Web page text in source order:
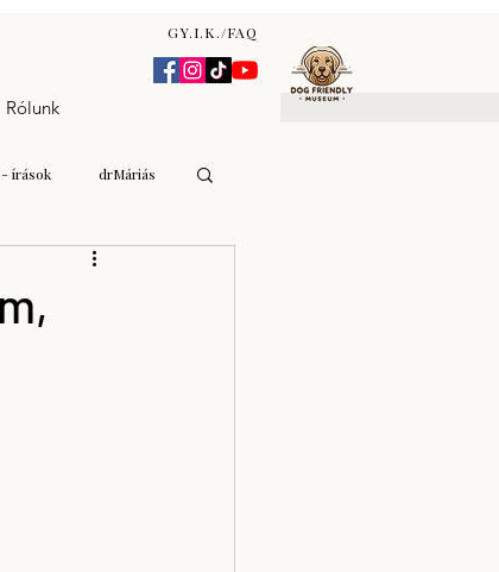
GY.I.K./FAQ
Rólunk
írások drMáriás
Andrea Katalin